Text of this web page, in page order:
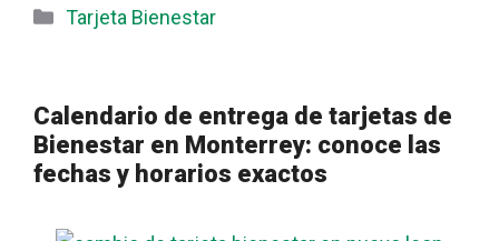
Categorías
Tarjeta Bienestar
Calendario de entrega de tarjetas de
Bienestar en Monterrey: conoce las
fechas y horarios exactos